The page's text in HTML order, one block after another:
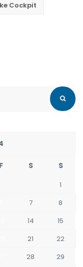
Cockpit
F S S
1
7
8
14
15
21
22
28
29